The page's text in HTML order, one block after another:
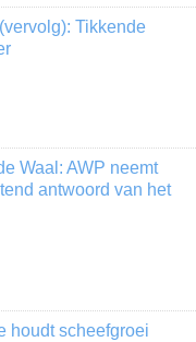
Tikkende
Waal: AWP neemt
antwoord van het
houdt scheefgroei